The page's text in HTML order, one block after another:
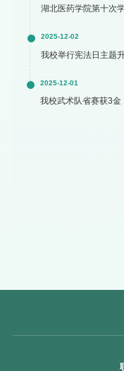
湖北医药学院第十次
2025-12-02
我校举行宪法日主题
2025-12-01
我校武术队省赛获3金